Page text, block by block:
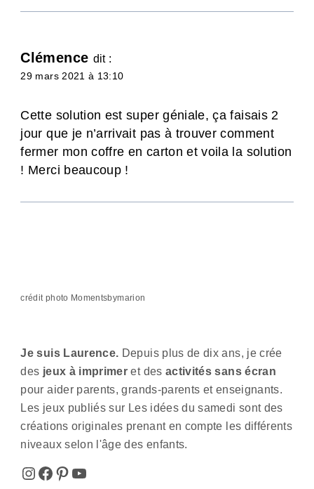
Clémence dit :
29 mars 2021 à 13:10
Cette solution est super géniale, ça faisais 2
jour que je n’arrivait pas à trouver comment
fermer mon coffre en carton et voila la solution
! Merci beaucoup !
crédit photo Momentsbymarion
Je suis Laurence. Depuis plus de dix ans, je crée
des jeux à imprimer et des activités sans écran
pour aider parents, grands-parents et enseignants.
Les jeux publiés sur Les idées du samedi sont des
créations originales prenant en compte les différents
niveaux selon l'âge des enfants.
Instagram
Facebook
Pinterest
YouTube